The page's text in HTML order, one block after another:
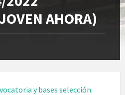
AHORA)
y bases selección